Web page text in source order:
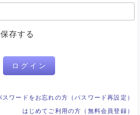
存する
ログイン
スワードをお忘れの方（パスワード再設定）
はじめてご利用の方（無料会員登録）